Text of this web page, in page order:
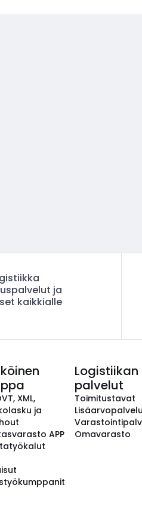
ja
kaikkialle
XML,
ja
APP
Logistiikan
palvelut
Toimitustavat
Omavarasto